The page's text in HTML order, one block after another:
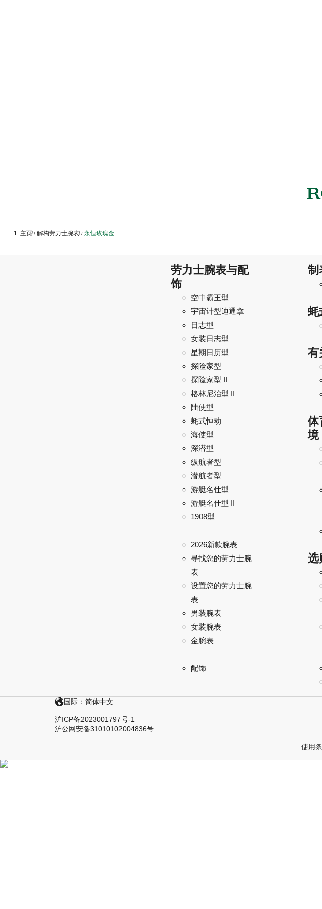
主页/ 解构劳力士腕表/ 永恒玫瑰金
劳力士腕表与配
饰
空中霸王型
宇宙计型迪通拿
日志型
女装日志型
星期日历型
探险家型
探险家型 II
格林尼治型 II
陆使型
蚝式恒动
海使型
深潜型
纵航者型
潜航者型
游艇名仕型
游艇名仕型 II
1908型
2026新款腕表
寻找您的劳力士腕
表
设置您的劳力士腕
表
男装腕表
女装腕表
金腕表
配饰
制
蚝
有
体
境
选
国际：简体中文
沪ICP备2023001797号-1
沪公网安备31010102004836号
使用